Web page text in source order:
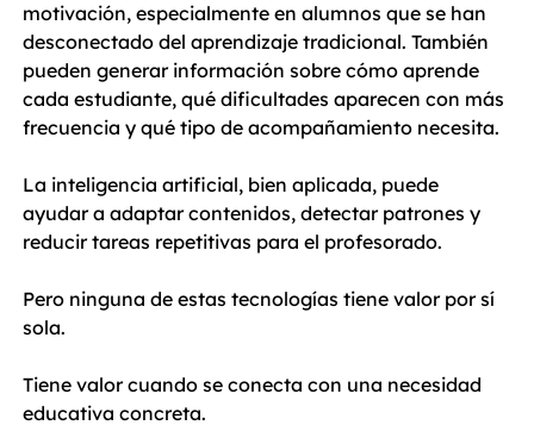
motivación, especialmente en alumnos que se han
desconectado del aprendizaje tradicional. También
pueden generar información sobre cómo aprende
cada estudiante, qué dificultades aparecen con más
frecuencia y qué tipo de acompañamiento necesita.
La inteligencia artificial, bien aplicada, puede
ayudar a adaptar contenidos, detectar patrones y
reducir tareas repetitivas para el profesorado.
Pero ninguna de estas tecnologías tiene valor por sí
sola.
Tiene valor cuando se conecta con una necesidad
educativa concreta.